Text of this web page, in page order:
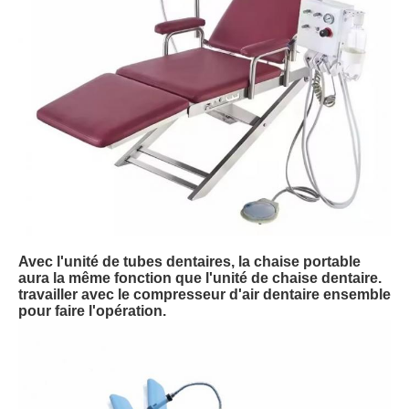
Avec l'unité de tubes dentaires, la chaise portable
aura la même fonction que l'unité de chaise dentaire.
travailler avec le compresseur d'air dentaire ensemble
pour faire l'opération.